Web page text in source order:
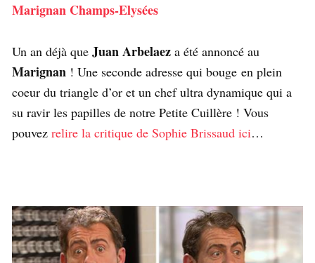
Marignan Champs-Elysées
Un an déjà que Juan Arbelaez a été annoncé au
Marignan ! Une seconde adresse qui bouge en plein
coeur du triangle d’or et un chef ultra dynamique qui a
su ravir les papilles de notre Petite Cuillère ! Vous
pouvez relire la critique de Sophie Brissaud ici…